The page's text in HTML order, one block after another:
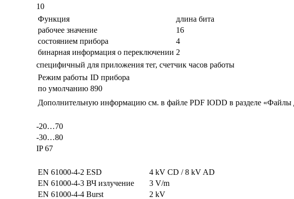
10
Функция
длина бита
рабочее значение
16
состоянием прибора
4
бинарная информация о переключении 2
специфичный для приложения тег, счетчик часов работы
Режим работы ID прибора
по умолчанию 890
Дополнительную информацию см. в файле PDF IODD в разделе «Файлы
-20…70
-30…80
IP 67
EN 61000-4-2 ESD
4 kV CD / 8 kV AD
EN 61000-4-3 ВЧ излучение
3 V/m
EN 61000-4-4 Burst
2 kV